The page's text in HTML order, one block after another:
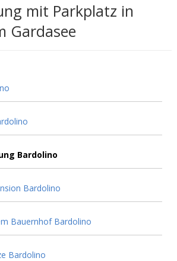
mit Parkplatz in
Gardasee
Bardolino
Bardolino
Bauernhof Bardolino
Bardolino